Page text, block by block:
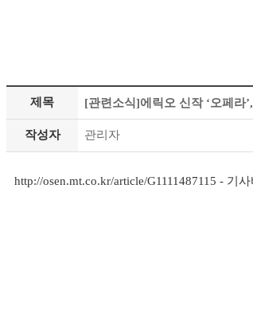
제목 [관련소식]에릭오 신작 ‘오페라
작성자 관리자
http://osen.mt.co.kr/article/G1111487115 - 기사